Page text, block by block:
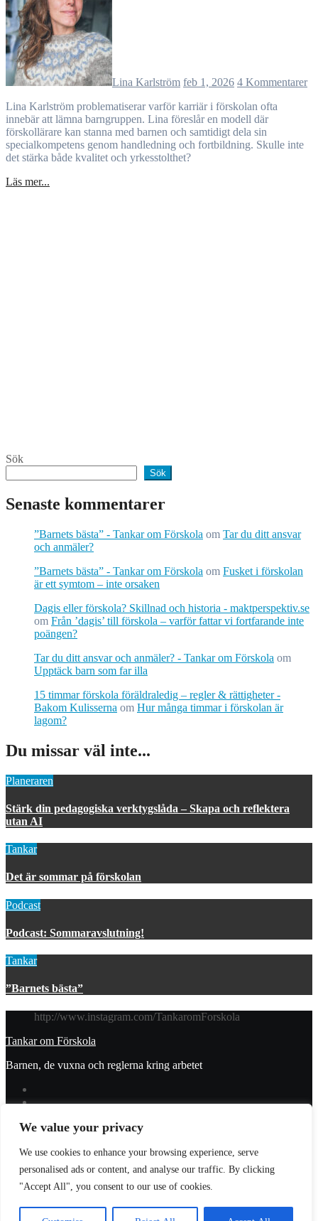
We value your privacy
We use cookies to enhance your browsing experience, serve
personalised ads or content, and analyse our traffic. By clicking
"Accept All", you consent to our use of cookies.
Lina Karlström feb 1, 2026 4 Kommentarer
Lina Karlström problematiserar varför karriär i förskolan ofta
innebär att lämna barngruppen. Lina föreslår en modell där
förskollärare kan stanna med barnen och samtidigt dela sin
specialkompetens genom handledning och fortbildning. Skulle inte
det stärka både kvalitet och yrkesstolthet?
Läs mer...
Sök
Sök
Senaste kommentarer
”Barnets bästa” - Tankar om Förskola om Tar du ditt ansvar
och anmäler?
”Barnets bästa” - Tankar om Förskola om Fusket i förskolan
är ett symtom – inte orsaken
Dagis eller förskola? Skillnad och historia - maktperspektiv.se
om Från ’dagis’ till förskola – varför fattar vi fortfarande inte
poängen?
Tar du ditt ansvar och anmäler? - Tankar om Förskola om
Upptäck barn som far illa
15 timmar förskola föräldraledig – regler & rättigheter -
Bakom Kulisserna om Hur många timmar i förskolan är
lagom?
Du missar väl inte...
Planeraren
Stärk din pedagogiska verktygslåda – Skapa och reflektera
utan AI
Tankar
Det är sommar på förskolan
Podcast
Podcast: Sommaravslutning!
Tankar
”Barnets bästa”
http://www.instagram.com/TankaromForskola
Tankar om Förskola
Barnen, de vuxna och reglerna kring arbetet
Donera
Integritetspolicy
Prenumerera